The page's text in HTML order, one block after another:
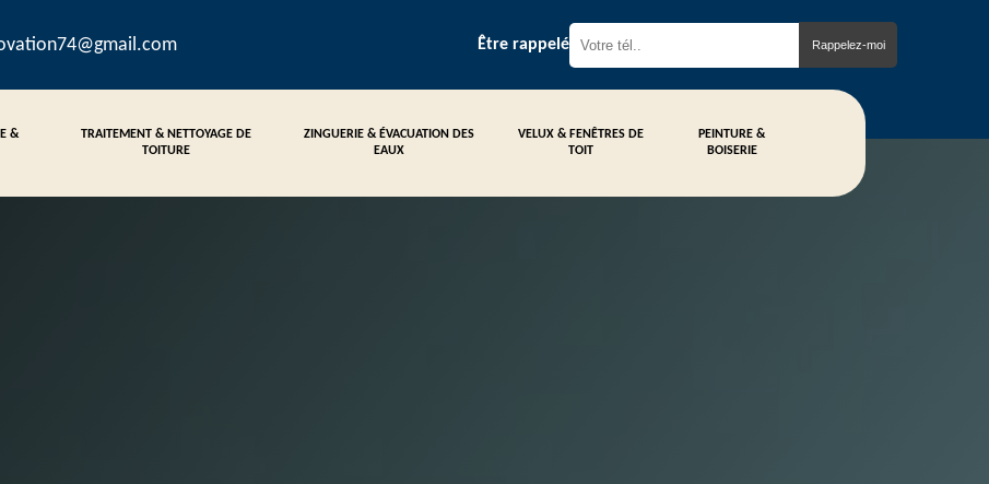
Être rappelé
&
TRAITEMENT & NETTOYAGE DE
TOITURE
ZINGUERIE & ÉVACUATION DES
EAUX
VELUX & FENÊTRES DE
TOIT
PEINTURE &
BOISERIE